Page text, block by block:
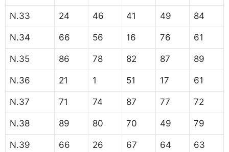
N.33 24 46 41 49 84
N.34 66 56 16 76 61
N.35 86 78 82 87 89
N.36 21 1 51 17 61
N.37 71 74 87 77 72
N.38 89 80 70 49 79
N.39 66 26 67 64 63